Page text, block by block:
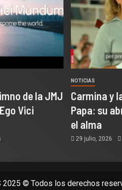
de la JMJ
Vici
NOTICIAS
Carmina y
Papa: su
el alma
29 julio, 2026
2025 © Todos los derechos